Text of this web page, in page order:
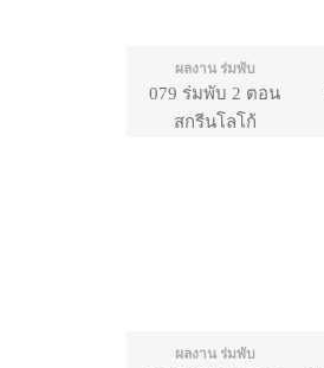
ผลงาน ร่มพับ
079 ร่มพับ 2 ตอน
สกรีนโลโก้
ผลงาน ร่มพับ